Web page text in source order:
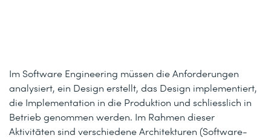
Im Software Engineering müssen die Anforderungen
analysiert, ein Design erstellt, das Design implementiert,
die Implementation in die Produktion und schliesslich in
Betrieb genommen werden. Im Rahmen dieser
Aktivitäten sind verschiedene Architekturen (Software-